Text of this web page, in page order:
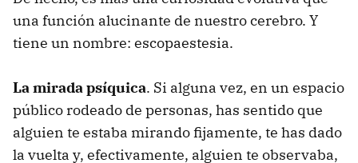
una función alucinante de nuestro cerebro. Y
tiene un nombre: escopaestesia.
La mirada psíquica. Si alguna vez, en un espacio
público rodeado de personas, has sentido que
alguien te estaba mirando fijamente, te has dado
la vuelta y, efectivamente, alguien te observaba,